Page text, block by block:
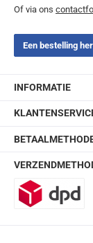
Of via ons
Een bestelling
INFORMATIE